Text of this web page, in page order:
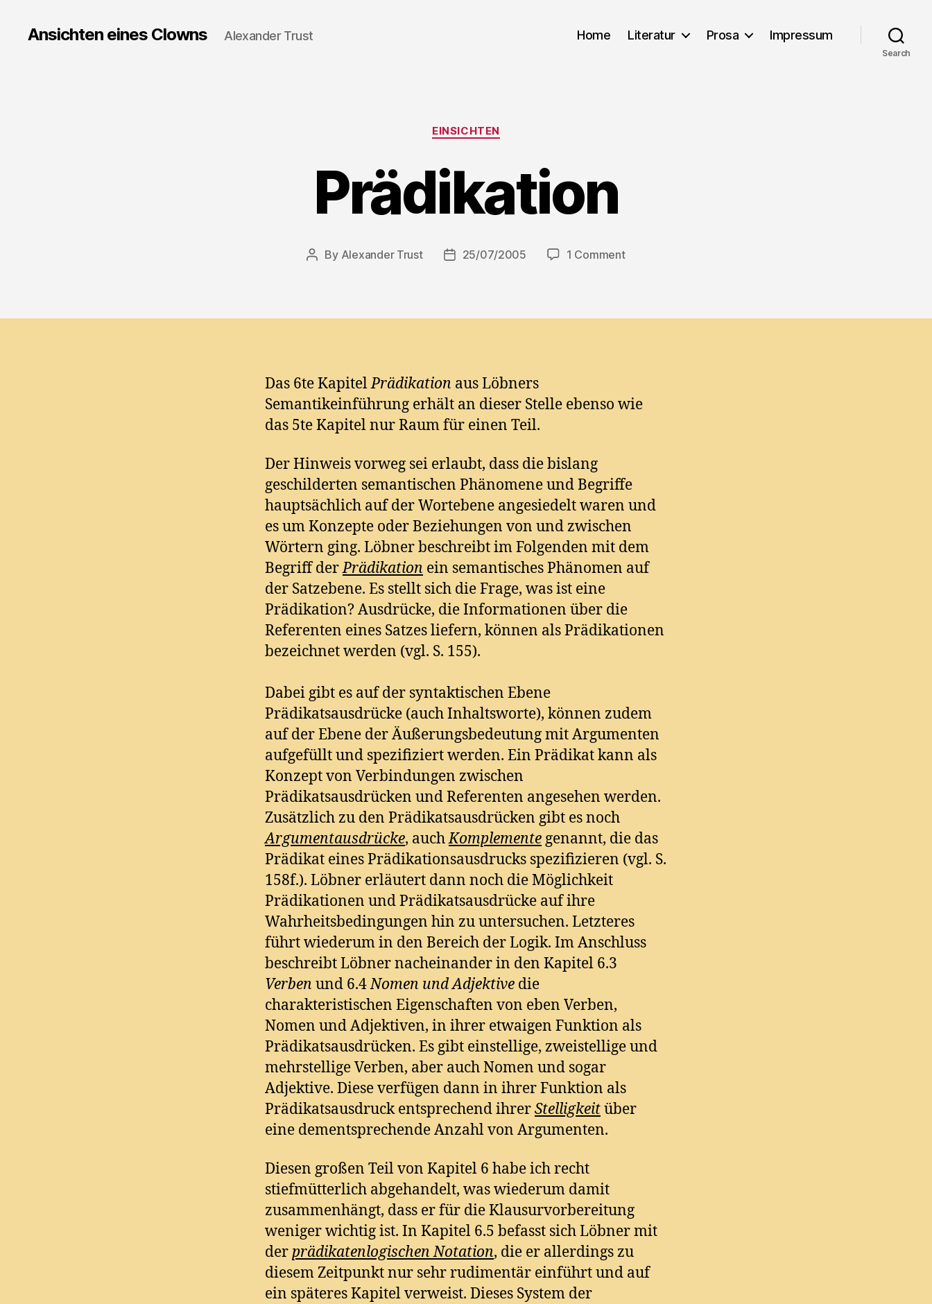
Ansichten eines Clowns Alexander Trust Home Literatur Prosa Impressum
Search
Categories
EINSICHTEN
Prädikation
Post
By Alexander Trust
Post25/07/2005 1 Commenton
Das 6te KapitelPrädikation aus Löbners
Semantikeinführung erhält an dieser Stelle ebenso wie
das 5te Kapitel nur Raum für einen Teil.
Der Hinweis vorweg sei erlaubt, dass die bislang
geschilderten semantischen Phänomene und Begriffe
hauptsächlich auf der Wortebene angesiedelt waren und
es um Konzepte oder Beziehungen von und zwischen
Wörtern ging. Löbner beschreibt im Folgenden mit dem
Begriff derPrädikation ein semantisches Phänomen auf
der Satzebene. Es stellt sich die Frage, was ist eine
Prädikation? Ausdrücke, die Informationen über die
Referenten eines Satzes liefern, können als Prädikationen
bezeichnet werden (vgl. S. 155).
Dabei gibt es auf der syntaktischen Ebene
Prädikatsausdrücke (auch Inhaltsworte), können zudem
auf der Ebene der Äußerungsbedeutung mit Argumenten
aufgefüllt und spezifiziert werden. Ein Prädikat kann als
Konzept von Verbindungen zwischen
Prädikatsausdrücken und Referenten angesehen werden.
Zusätzlich zu den Prädikatsausdrücken gibt es noch
Argumentausdrücke, auchKomplemente genannt, die das
Prädikat eines Prädikationsausdrucks spezifizieren (vgl. S.
158f.). Löbner erläutert dann noch die Möglichkeit
Prädikationen und Prädikatsausdrücke auf ihre
Wahrheitsbedingungen hin zu untersuchen. Letzteres
führt wiederum in den Bereich der Logik. Im Anschluss
beschreibt Löbner nacheinander in den Kapitel 6.3
Verben und 6.4Nomen und Adjektive die
charakteristischen Eigenschaften von eben Verben,
Nomen und Adjektiven, in ihrer etwaigen Funktion als
Prädikatsausdrücken. Es gibt einstellige, zweistellige und
mehrstellige Verben, aber auch Nomen und sogar
Adjektive. Diese verfügen dann in ihrer Funktion als
Prädikatsausdruck entsprechend ihrerStelligkeitüber
eine dementsprechende Anzahl von Argumenten.
Diesen großen Teil von Kapitel 6 habe ich recht
stiefmütterlich abgehandelt, was wiederum damit
zusammenhängt, dass er für die Klausurvorbereitung
weniger wichtig ist. In Kapitel 6.5 befasst sich Löbner mit
derprädikatenlogischen Notation, die er allerdings zu
diesem Zeitpunkt nur sehr rudimentär einführt und auf
ein späteres Kapitel verweist. Dieses System der